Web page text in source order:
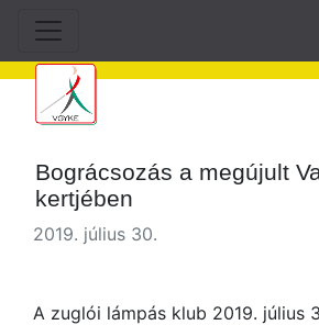
Bográcsozás a megújult
kertjében
2019. július 30.
A zuglói lámpás klub 2019. július